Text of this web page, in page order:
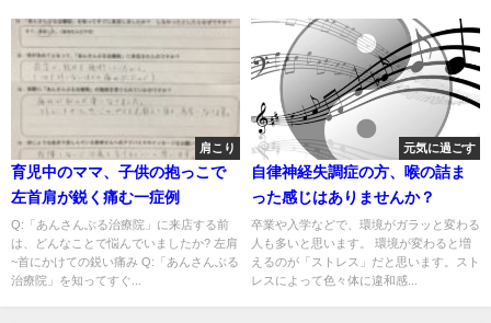
肩こり
育児中のママ、子供の抱っこで
左首肩が鋭く痛む一症例
Q:「あんさんぶる治療院」に来店する前
は、どんなことで悩んでいましたか? 左肩
~首にかけての鋭い痛み Q:「あんさんぶる
治療院」を知ってすぐ...
元気に過ごす
自律神経失調症の方、喉の詰ま
った感じはありませんか？
卒業や入学などで、環境がガラッと変わる
人も多いと思います。 環境が変わると増
えるのが「ストレス」だと思います。スト
レスによって色々体に違和感...